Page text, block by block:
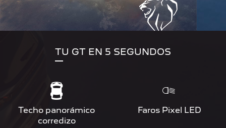
TU GT EN 5 SEGUNDOS
Techo panorámico
corredizo
Faros Pixel LED